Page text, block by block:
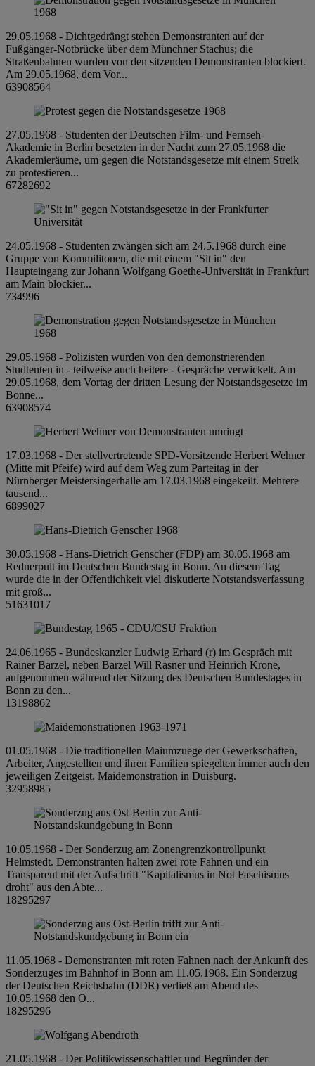
29.05.1968 - Dichtgedrängt stehen Demonstranten auf der
Fußgänger-Notbrücke über dem Münchner Stachus; die
Straßenbahnen wurden von den sitzenden Demonstranten blockiert.
Am 29.05.1968, dem Vor...
63908564
27.05.1968 - Studenten der Deutschen Film- und Fernseh-
Akademie in Berlin besetzten in der Nacht zum 27.05.1968 die
Akademieräume, um gegen die Notstandsgesetze mit einem Streik
zu protestieren...
67282692
24.05.1968 - Studenten zwängen sich am 24.5.1968 durch eine
Gruppe von Kommilitonen, die mit einem "Sit in" den
Haupteingang zur Johann Wolfgang Goethe-Universität in Frankfurt
am Main blockier...
734996
29.05.1968 - Polizisten wurden von den demonstrierenden
Studtenten in - teilweise auch heitere - Gespräche verwickelt. Am
29.05.1968, dem Vortag der dritten Lesung der Notstandsgesetze im
Bonne...
63908574
17.03.1968 - Der stellvertretende SPD-Vorsitzende Herbert Wehner
(Mitte mit Pfeife) wird auf dem Weg zum Parteitag in der
Nürnberger Meistersingerhalle am 17.03.1968 eingekeilt. Mehrere
tausend...
6899027
30.05.1968 - Hans-Dietrich Genscher (FDP) am 30.05.1968 am
Rednerpult im Deutschen Bundestag in Bonn. An diesem Tag
wurde die in der Öffentlichkeit viel diskutierte Notstandsverfassung
mit groß...
51631017
24.06.1965 - Bundeskanzler Ludwig Erhard (r) im Gespräch mit
Rainer Barzel, neben Barzel Will Rasner und Heinrich Krone,
aufgenommen während der Sitzung des Deutschen Bundestages in
Bonn zu den...
13198862
01.05.1968 - Die traditionellen Maiumzuege der Gewerkschaften,
Arbeiter, Angestellten und ihren Familien spiegelten immer auch den
jeweiligen Zeitgeist. Maidemonstration in Duisburg.
32958985
10.05.1968 - Der Sonderzug am Zonengrenzkontrollpunkt
Helmstedt. Demonstranten halten zwei rote Fahnen und ein
Transparent mit der Aufschrift "Kapitalismus in Not Faschismus
droht" aus den Abte...
18295297
11.05.1968 - Demonstranten mit roten Fahnen nach der Ankunft des
Sonderzuges im Bahnhof in Bonn am 11.05.1968. Ein Sonderzug
der Deutschen Reichsbahn (DDR) verließ am Abend des
10.05.1968 den O...
18295296
21.05.1968 - Der Politikwissenschaftler und Begründer der